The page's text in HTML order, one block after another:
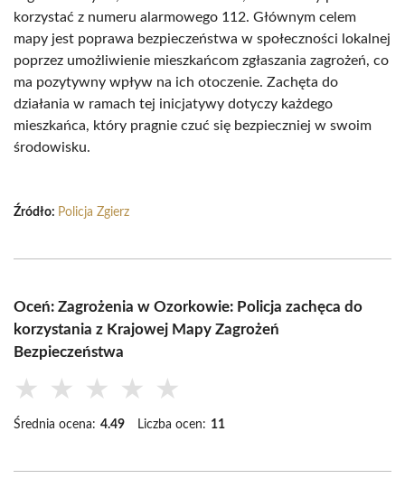
korzystać z numeru alarmowego 112. Głównym celem
mapy jest poprawa bezpieczeństwa w społeczności lokalnej
poprzez umożliwienie mieszkańcom zgłaszania zagrożeń, co
ma pozytywny wpływ na ich otoczenie. Zachęta do
działania w ramach tej inicjatywy dotyczy każdego
mieszkańca, który pragnie czuć się bezpieczniej w swoim
środowisku.
Źródło: Policja Zgierz
Oceń: Zagrożenia w Ozorkowie: Policja zachęca do
korzystania z Krajowej Mapy Zagrożeń
Bezpieczeństwa
★ ★ ★ ★ ★
Średnia ocena: 4.49 Liczba ocen: 11